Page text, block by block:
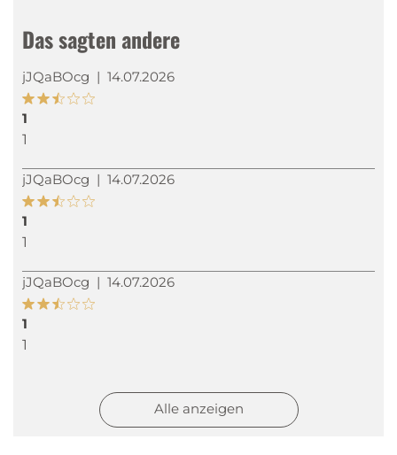
Das sagten andere
jJQaBOcg | 14.07.2026
1
1
jJQaBOcg | 14.07.2026
1
1
jJQaBOcg | 14.07.2026
1
1
Alle anzeigen